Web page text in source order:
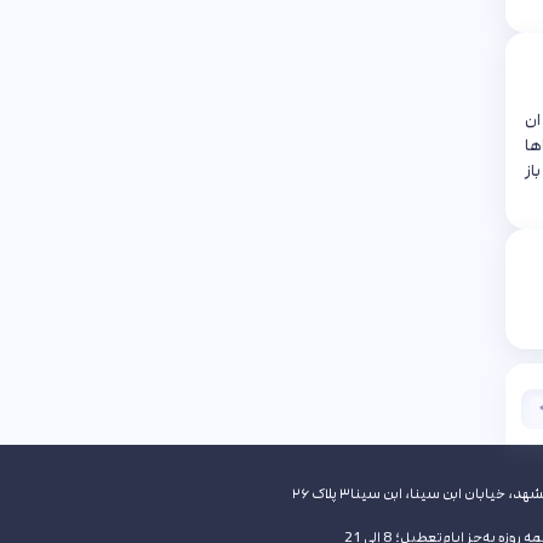
ان
خیابان ابن سینا، ابن سینا۳ پلاک ۲۶
روزه به‌جز ایام تعطیل؛ 8 الی 21